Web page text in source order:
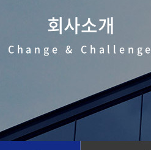
회사소개
Change & Challenge